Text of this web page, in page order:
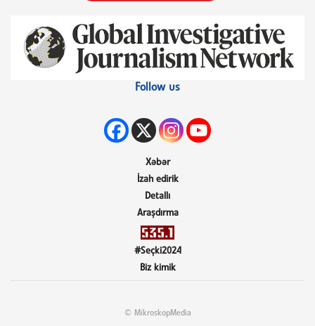
Follow us
Xəbər
İzah edirik
Detallı
Araşdırma
#Seçki2024
Biz kimik
© MikroskopMedia